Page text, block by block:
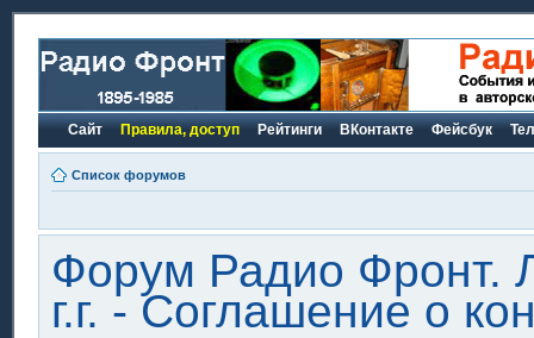
Сайт Правила, доступ Рейтинги ВКонтакте Фейсбук
Список форумов
Форум Радио Фронт.
г.г. - Соглашение о